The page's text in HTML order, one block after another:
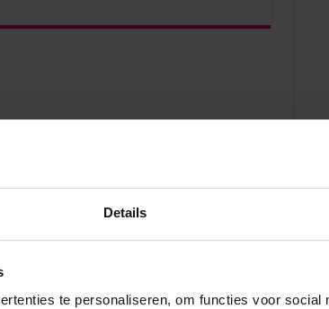
Details
te personaliseren, om functies voor social